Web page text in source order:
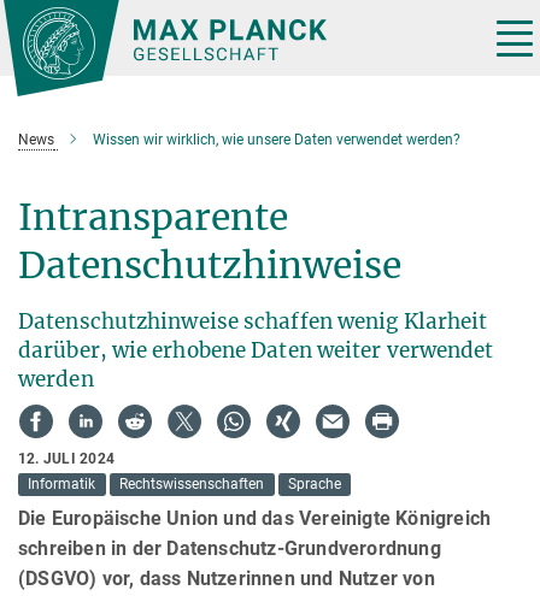
Hauptinhalt
News Wissen wir wirklich, wie unsere Daten verwendet werden?
Intransparente
Datenschutzhinweise
Datenschutzhinweise schaffen wenig Klarheit
darüber, wie erhobene Daten weiter verwendet
werden
12. JULI 2024
Informatik
Rechtswissenschaften Sprache
Die Europäische Union und das Vereinigte Königreich
schreiben in der Datenschutz-Grundverordnung
(DSGVO) vor, dass Nutzerinnen und Nutzer von